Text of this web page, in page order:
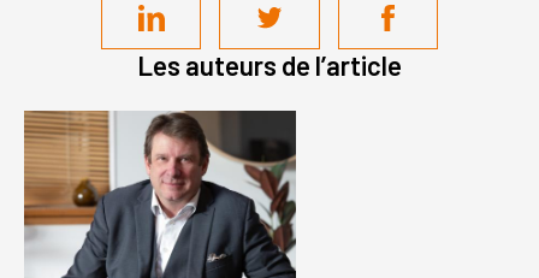
Les auteurs de l’article